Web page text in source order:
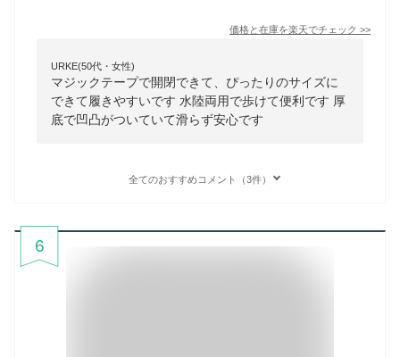
価格と在庫を楽天でチェック >>
URKE(50代・女性)
マジックテープで開閉できて、ぴったりのサイズに
できて履きやすいです 水陸両用で歩けて便利です 厚
底で凹凸がついていて滑らず安心です
全てのおすすめコメント（3件）
6